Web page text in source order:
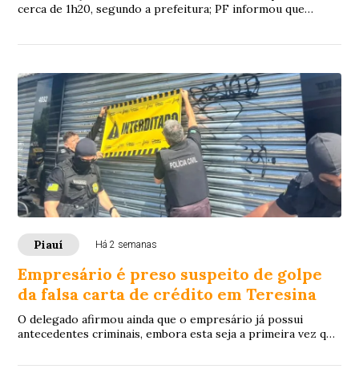
cerca de 1h20, segundo a prefeitura; PF informou que
Piauí Há 2 semanas
Empresário é preso suspeito de golpe
da falsa carta de crédito em Teresina
O delegado afirmou ainda que o empresário já possui
antecedentes criminais, embora esta seja a primeira vez que